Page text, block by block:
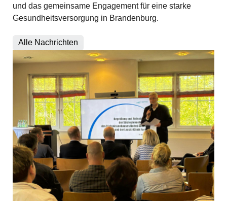
und das gemeinsame Engagement für eine starke
Gesundheitsversorgung in Brandenburg.
Alle Nachrichten